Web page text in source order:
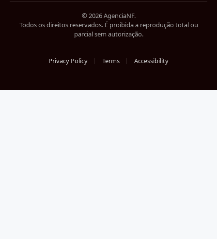
© 2026 AgenciaNF.
Todos os direitos reservados. É proibida a reprodução total ou
parcial sem autorização.
Privacy Policy Terms Accessibility